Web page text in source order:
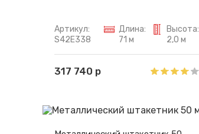
Артикул:
S42E338
Длина:
71 м
Высота:
2,0 м
317 740 р